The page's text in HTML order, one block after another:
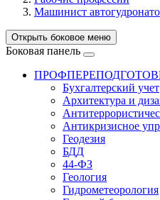
Машинист
Открыть боковое меню
Боковая панель
Бухгалтерский учет
Архитектура и
Антикризисное
Геодезия
БДД
44-ФЗ
Геология
Гидрометеорология